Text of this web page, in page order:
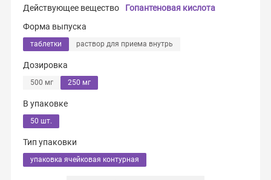
Действующее вещество
Гопантеновая кислота
Форма выпуска
таблетки раствор для приема внутрь
Дозировка
500 мг 250 мг
В упаковке
50 шт.
Тип упаковки
упаковка ячейковая контурная